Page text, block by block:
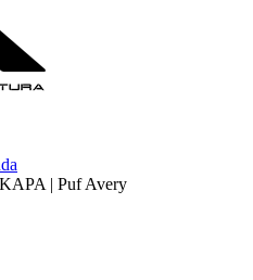
| Puf Avery